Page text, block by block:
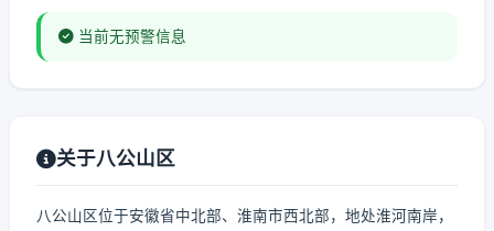
当前无预警信息
关于八公山区
八公山区位于安徽省中北部、淮南市西北部，地处淮河南岸，